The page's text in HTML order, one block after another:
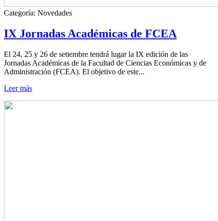
Categoría: Novedades
IX Jornadas Académicas de FCEA
El 24, 25 y 26 de setiembre tendrá lugar la IX edición de las
Jornadas Académicas de la Facultad de Ciencias Económicas y de
Administración (FCEA). El objetivo de este...
Leer más